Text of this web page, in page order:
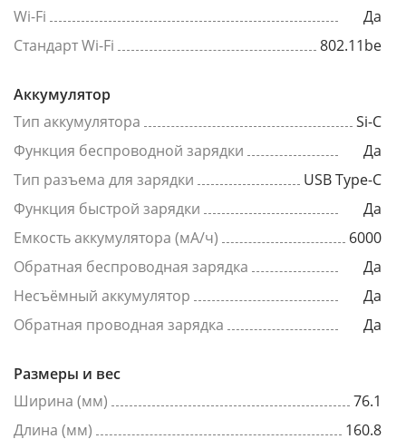
Wi-Fi
Да
Стандарт Wi-Fi
802.11be
Аккумулятор
Тип аккумулятора
Si-C
Функция беспроводной зарядки
Да
Тип разъема для зарядки
USB Type-C
Функция быстрой зарядки
Да
Емкость аккумулятора (мА/ч)
6000
Обратная беспроводная зарядка
Да
Несъёмный аккумулятор
Да
Обратная проводная зарядка
Да
Размеры и вес
Ширина (мм)
76.1
Длина (мм)
160.8